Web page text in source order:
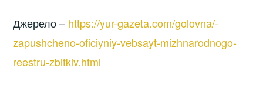
Джерело – https://yur-gazeta.com/golovna/-
zapushcheno-oficiyniy-vebsayt-mizhnarodnogo-
reestru-zbitkiv.html